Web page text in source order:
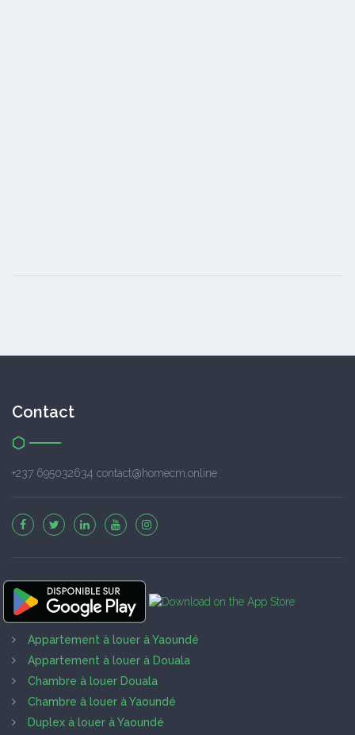
Contact
+237 695032634 contact@homecm.online
Appartement à louer à Yaoundé
Appartement à louer à Douala
Chambre à louer Douala
Chambre à louer à Yaoundé
Duplex à louer à Yaoundé